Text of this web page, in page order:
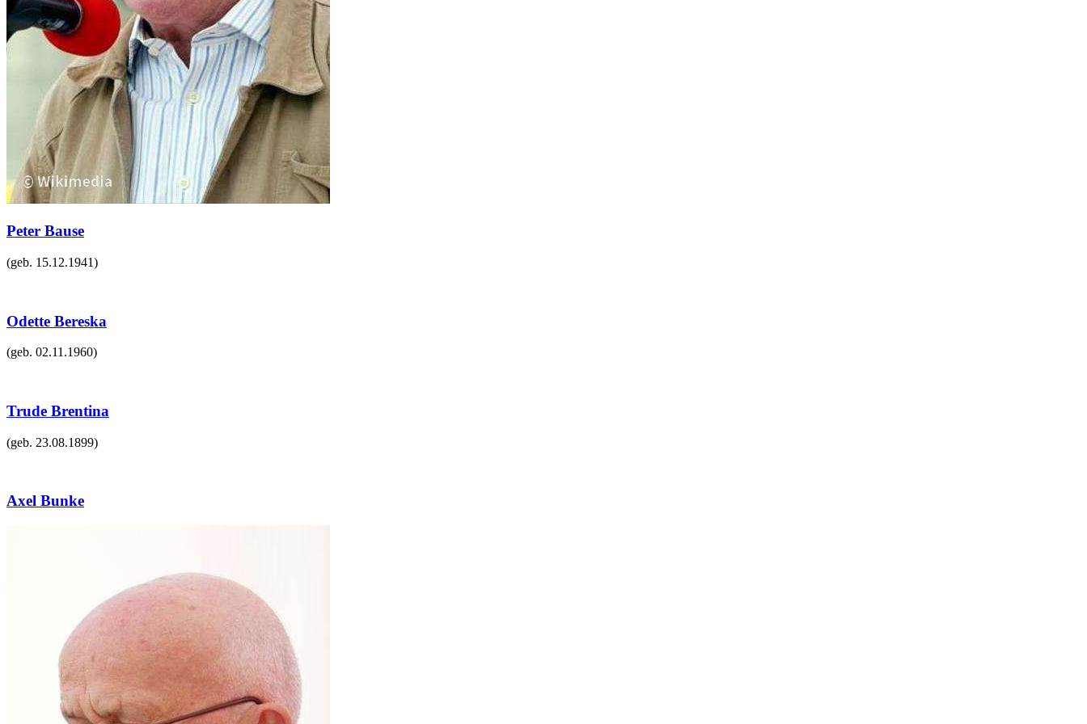
Peter Bause
(geb. 15.12.1941)
Odette Bereska
(geb. 02.11.1960)
Trude Brentina
(geb. 23.08.1899)
Axel Bunke